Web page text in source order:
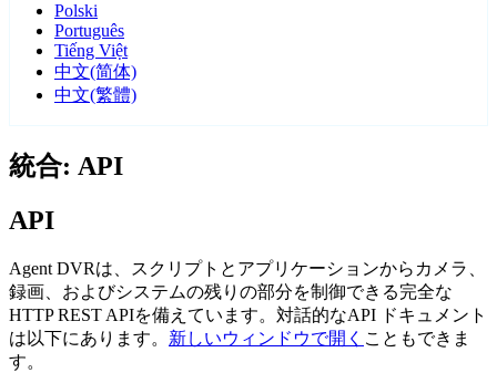
Polski
Português
Tiếng Việt
中文(简体)
中文(繁體)
統合: API
API
Agent DVRは、スクリプトとアプリケーションからカメラ、
録画、およびシステムの残りの部分を制御できる完全な
HTTP REST APIを備えています。対話的なAPI ドキュメント
は以下にあります。 新しいウィンドウで開く こともできま
す。